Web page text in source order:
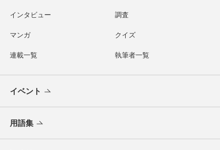
インタビュー 調査
マンガ クイズ
連載一覧 執筆者一覧
イベント
用語集